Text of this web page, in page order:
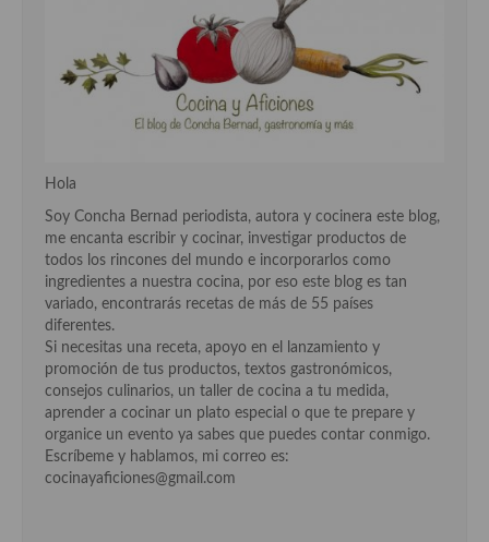
Hola
Soy Concha Bernad periodista, autora y cocinera este blog,
me encanta escribir y cocinar, investigar productos de
todos los rincones del mundo e incorporarlos como
ingredientes a nuestra cocina, por eso este blog es tan
variado, encontrarás recetas de más de 55 países
diferentes.
Si necesitas una receta, apoyo en el lanzamiento y
promoción de tus productos, textos gastronómicos,
consejos culinarios, un taller de cocina a tu medida,
aprender a cocinar un plato especial o que te prepare y
organice un evento ya sabes que puedes contar conmigo.
Escríbeme y hablamos, mi correo es:
cocinayaficiones@gmail.com